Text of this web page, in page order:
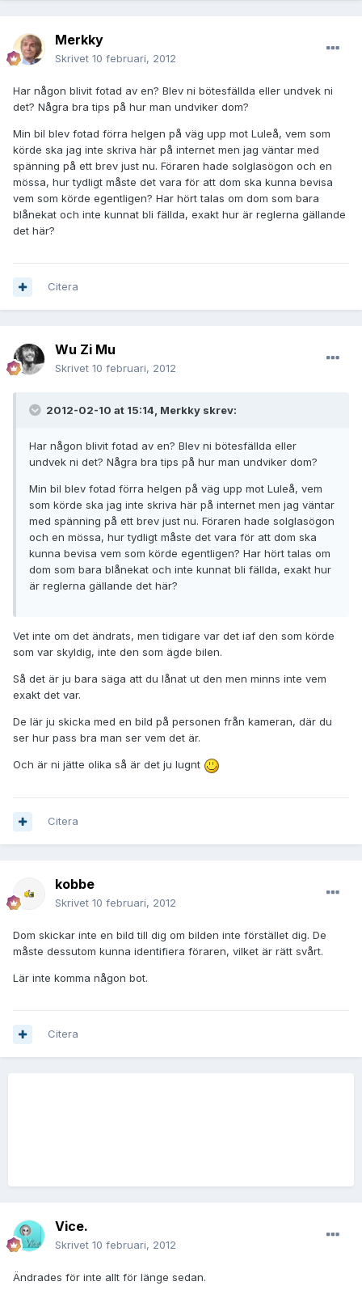
Merkky
Skrivet 10 februari, 2012
Har någon blivit fotad av en? Blev ni bötesfällda eller undvek ni
det? Några bra tips på hur man undviker dom?
Min bil blev fotad förra helgen på väg upp mot Luleå, vem som
körde ska jag inte skriva här på internet men jag väntar med
spänning på ett brev just nu. Föraren hade solglasögon och en
mössa, hur tydligt måste det vara för att dom ska kunna bevisa
vem som körde egentligen? Har hört talas om dom som bara
blånekat och inte kunnat bli fällda, exakt hur är reglerna gällande
det här?
Citera
Wu Zi Mu
Skrivet 10 februari, 2012
2012-02-10 at 15:14, Merkky skrev:
Har någon blivit fotad av en? Blev ni bötesfällda eller
undvek ni det? Några bra tips på hur man undviker dom?
Min bil blev fotad förra helgen på väg upp mot Luleå, vem
som körde ska jag inte skriva här på internet men jag väntar
med spänning på ett brev just nu. Föraren hade solglasögon
och en mössa, hur tydligt måste det vara för att dom ska
kunna bevisa vem som körde egentligen? Har hört talas om
dom som bara blånekat och inte kunnat bli fällda, exakt hur
är reglerna gällande det här?
Vet inte om det ändrats, men tidigare var det iaf den som körde
som var skyldig, inte den som ägde bilen.
Så det är ju bara säga att du lånat ut den men minns inte vem
exakt det var.
De lär ju skicka med en bild på personen från kameran, där du
ser hur pass bra man ser vem det är.
Och är ni jätte olika så är det ju lugnt
Citera
kobbe
Skrivet 10 februari, 2012
Dom skickar inte en bild till dig om bilden inte förstället dig. De
måste dessutom kunna identifiera föraren, vilket är rätt svårt.
Lär inte komma någon bot.
Citera
Vice.
Skrivet 10 februari, 2012
Ändrades för inte allt för länge sedan.